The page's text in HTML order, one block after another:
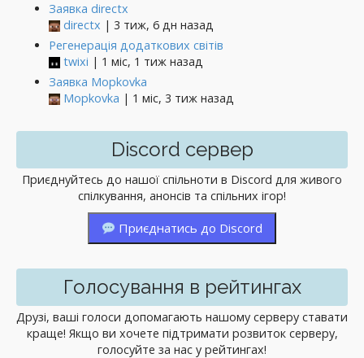
Заявка directx
directx | 3 тиж, 6 дн назад
Регенерація додаткових світів
twixi | 1 міс, 1 тиж назад
Заявка Mopkovka
Mopkovka | 1 міс, 3 тиж назад
Discord сервер
Приєднуйтесь до нашої спільноти в Discord для живого
спілкування, анонсів та спільних ігор!
Приєднатись до Discord
Голосування в рейтингах
Друзі, ваші голоси допомагають нашому серверу ставати
краще! Якщо ви хочете підтримати розвиток серверу,
голосуйте за нас у рейтингах!